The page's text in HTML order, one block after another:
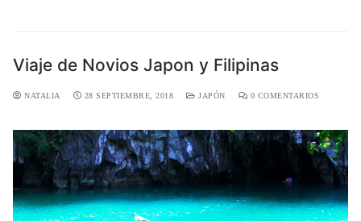
Viaje de Novios Japon y Filipinas
NATALIA 28 SEPTIEMBRE, 2018 JAPÓN 0 COMENTARIOS